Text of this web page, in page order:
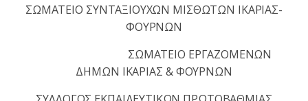
ΣΩΜΑΤΕΙΟ ΣΥΝΤΑΞΙΟΥΧΩΝ ΜΙΣΘΩΤΩΝ ΙΚΑΡΙΑΣ-
ΦΟΥΡΝΩΝ
ΣΩΜΑΤΕΙΟ ΕΡΓΑΖΟΜΕΝΩΝ
ΔΗΜΩΝ ΙΚΑΡΙΑΣ & ΦΟΥΡΝΩΝ